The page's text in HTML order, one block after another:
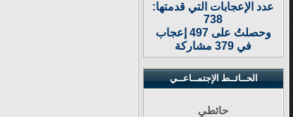
عدد الإعجابات التي قدمتها:
738
وحصلتُ على 497 إعجاب
في 379 مشاركة
الحــائــط الإجتمــاعــي
حائطي